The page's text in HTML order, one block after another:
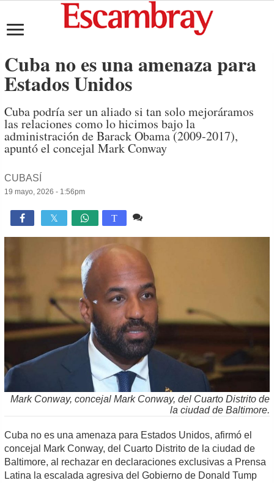
Cuba no es una amenaza para
Estados Unidos
Cuba podría ser un aliado si tan solo mejoráramos
las relaciones como lo hicimos bajo la
administración de Barack Obama (2009-2017),
apuntó el concejal Mark Conway
CUBASÍ
19 mayo, 2026 - 1:56pm
 T
Mark Conway, concejal Mark Conway, del Cuarto Distrito de
la ciudad de Baltimore.
Cuba no es una amenaza para Estados Unidos, afirmó el
concejal Mark Conway, del Cuarto Distrito de la ciudad de
Baltimore, al rechazar en declaraciones exclusivas a Prensa
Latina la escalada agresiva del Gobierno de Donald Tump